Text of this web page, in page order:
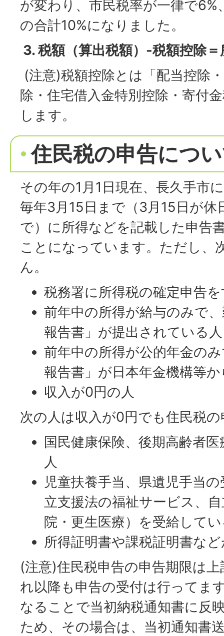
が変わり、市民税率が一律で6%
の合計10%になりました。
3. 税額（算出税額）-税額控除＝
(注意)税額控除とは「配当控除
除・住宅借入金特別控除・寄付
します。
住民税の申告につ
その年の1月1日現在、長久手市
毎年3月15日まで（3月15日が休
で）に所得などを記載した申告
ことになっています。ただし、
ん。
税務署に所得税の確定申告
前年中の所得が給与のみで
報告書」が提出されている人
前年中の所得が公的年金の
報告書」が日本年金機構等
収入が0円の人
次の人は収入が0円でも住民税
国民健康保険、後期高齢者
人
児童扶養手当、県遺児手当
立支援法の福祉サービス、
院・更生医療）を受給して
所得証明書や課税証明書な
(注意)住民税申告の申告期限は
れ以降も申告の受付は行ってま
なることで当初納税通知書に反
ため、その場合は、当初通知書